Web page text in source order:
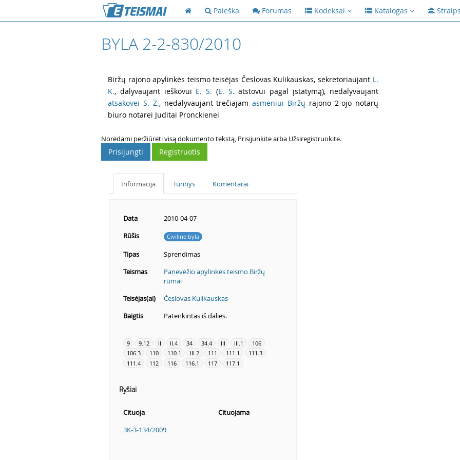
Paieška Forumas Kodeksai Katalogas
BYLA 2-2-830/2010
Biržų rajono apylinkės teismo teisėjas Česlovas Kulikauskas, sekretoriaujant L.
K., dalyvaujant ieškovui E. S. (E. S.atstovui pagal įstatymą), nedalyvaujant
atsakovei S. Z., nedalyvaujant trečiajamasmeniui Biržų rajono 2-ojo notarų
biuro notarei Juditai Pronckienei
Norėdami peržiūrėti visą dokumento tekstą, Prisijunkite arba Užsiregistruokite.
Prisijungti Registruotis
Informacija Turinys Komentarai
Data
2010-04-07
Rūšis
Civilinė byla
Tipas
Sprendimas
Teismas
Panevėžio apylinkės teismo Biržų
rūmai
Teisėjas(ai)
Česlovas Kulikauskas
Baigtis
Patenkintas iš dalies.
9 9.12 II II.4 34 34.4 III III.1
106
106.3
110 110.1 III.2 111 111.1
111.3
111.4
112 116 116.1 117 117.1
Ryšiai
Cituoja
Cituojama
3K-3-134/2009